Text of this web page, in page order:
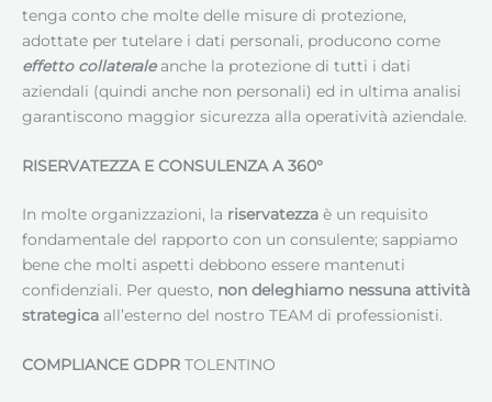
tenga conto che molte delle misure di protezione,
adottate per tutelare i dati personali, producono come
effetto collateraleanche la protezione di tutti i dati
aziendali (quindi anche non personali) ed in ultima analisi
garantiscono maggior sicurezza alla operatività aziendale.
RISERVATEZZA E CONSULENZA A 360°
In molte organizzazioni, la riservatezza è un requisito
fondamentale del rapporto con un consulente; sappiamo
bene che molti aspetti debbono essere mantenuti
confidenziali. Per questo, non deleghiamo nessuna attività
strategica all’esterno del nostro TEAM di professionisti.
COMPLIANCE GDPR TOLENTINO